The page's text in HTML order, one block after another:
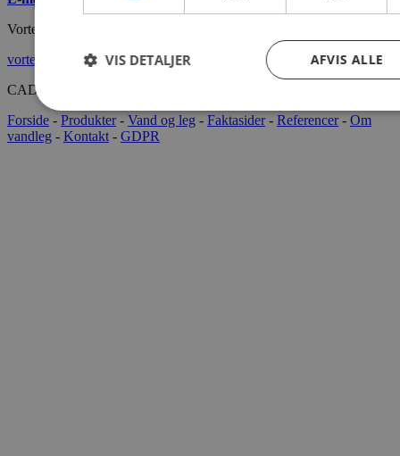
Vortex International
vortex-intl.com
CADOAQUA® 2022 Alle rettigheder forbeholdes.
Forside - Produkter- Vand og leg - Faktasider- Referencer- Om
vandleg - Kontakt - GDPR
AFVIS ALLE
VIS DETALJER